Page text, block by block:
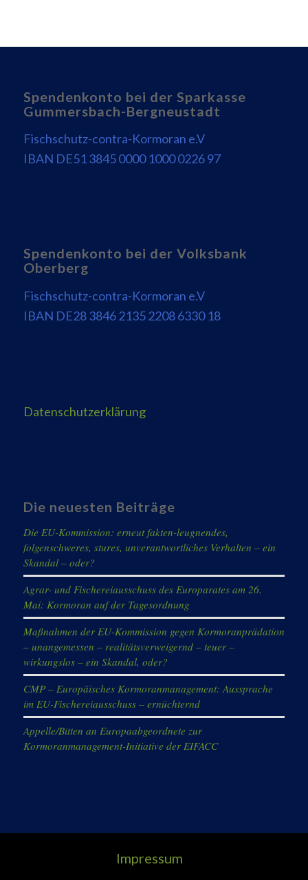
Spendenkonto bei der Sparkasse
Gummersbach-Bergneustadt
Fischschutz-contra-Kormoran e.V
IBAN DE51 3845 0000 1000 0226 97
Spendenkonto bei der Volksbank
Oberberg
Fischschutz-contra-Kormoran e.V
IBAN DE28 3846 2135 2208 6330 18
Datenschutzerklärung
Die neuesten Beiträge
Die EU-Kommission: erneut fakten-leugnendes,
folgenschweres, stures, unverantwortliches Verhalten – ein
Skandal – oder?
Agrar- und Fischereiausschuss des Europarates am 26.
Mai: Kormoran auf der Tagesordnung
Maßnahmen der EU-Kommission gegen Kormoranprädation
– unangemessen – realitätsverweigernd – teuer –
wirkungslos – ein Skandal, oder?
CMP – Europäisches Kormoranmanagement: Aussprache
im EU-Fischereiausschuss – ernüchternd
Appelle/Bitten an Europaabgeordnete zur
Kormoranmanagement-Initiative der EIFACC
Impressum